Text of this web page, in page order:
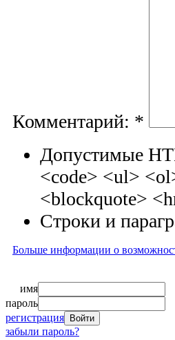
Комментарий: *
Допустимые
<code> <ul>
<blockquote>
Строки и
Больше информации о
имя
пароль
регистрация
забыли пароль?